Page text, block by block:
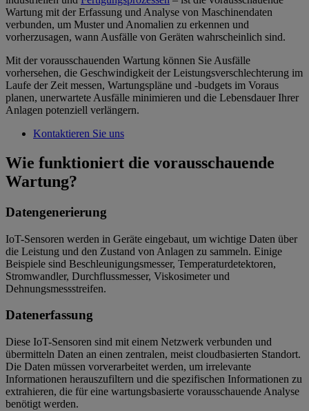
Wartung mit der Erfassung und Analyse von Maschinendaten
verbunden, um Muster und Anomalien zu erkennen und
vorherzusagen, wann Ausfälle von Geräten wahrscheinlich sind.
Mit der vorausschauenden Wartung können Sie Ausfälle
vorhersehen, die Geschwindigkeit der Leistungsverschlechterung im
Laufe der Zeit messen, Wartungspläne und -budgets im Voraus
planen, unerwartete Ausfälle minimieren und die Lebensdauer Ihrer
Anlagen potenziell verlängern.
Kontaktieren Sie uns
Wie funktioniert die vorausschauende
Wartung?
Datengenerierung
IoT-Sensoren werden in Geräte eingebaut, um wichtige Daten über
die Leistung und den Zustand von Anlagen zu sammeln. Einige
Beispiele sind Beschleunigungsmesser, Temperaturdetektoren,
Stromwandler, Durchflussmesser, Viskosimeter und
Dehnungsmessstreifen.
Datenerfassung
Diese IoT-Sensoren sind mit einem Netzwerk verbunden und
übermitteln Daten an einen zentralen, meist cloudbasierten Standort.
Die Daten müssen vorverarbeitet werden, um irrelevante
Informationen herauszufiltern und die spezifischen Informationen zu
extrahieren, die für eine wartungsbasierte vorausschauende Analyse
benötigt werden.